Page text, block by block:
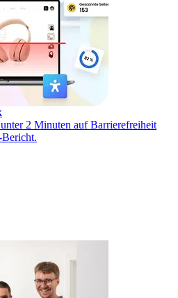
2 Minuten auf Barrierefreiheit